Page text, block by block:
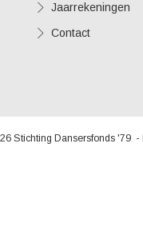
Jaarrekeningen
Contact
Stichting Dansersfonds '79 -